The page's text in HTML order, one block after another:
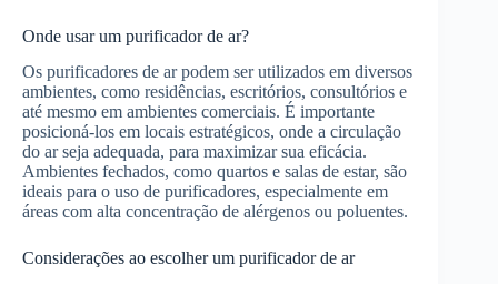
Onde usar um purificador de ar?
Os purificadores de ar podem ser utilizados em diversos
ambientes, como residências, escritórios, consultórios e
até mesmo em ambientes comerciais. É importante
posicioná-los em locais estratégicos, onde a circulação
do ar seja adequada, para maximizar sua eficácia.
Ambientes fechados, como quartos e salas de estar, são
ideais para o uso de purificadores, especialmente em
áreas com alta concentração de alérgenos ou poluentes.
Considerações ao escolher um purificador de ar